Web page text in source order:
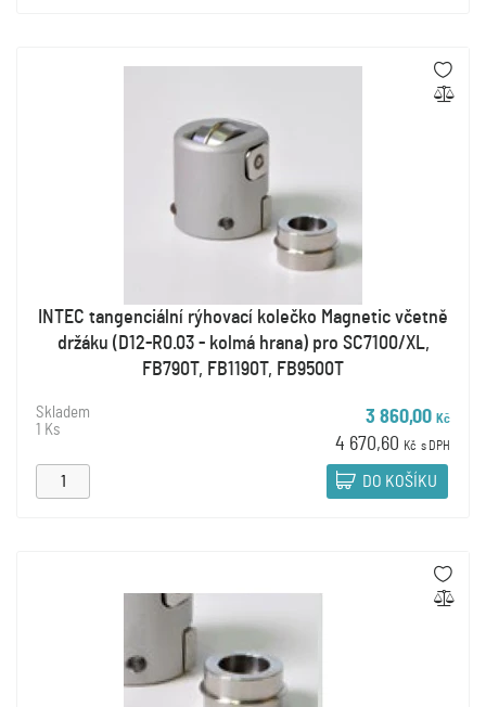
INTEC tangenciální rýhovací kolečko Magnetic včetně
držáku (D12-R0.03 - kolmá hrana) pro SC7100/XL,
FB790T, FB1190T, FB9500T
Skladem
1 Ks
3 860,00 Kč
4 670,60 Kč s DPH
DO KOŠÍKU